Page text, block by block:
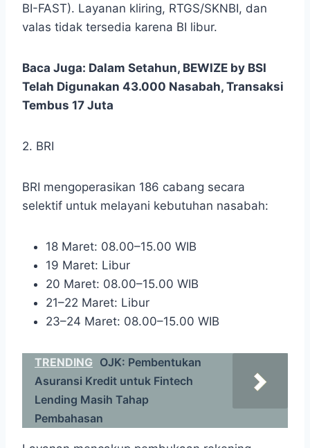
BI-FAST). Layanan kliring, RTGS/SKNBI, dan
valas tidak tersedia karena BI libur.
Baca Juga: Dalam Setahun, BEWIZE by BSI
Telah Digunakan 43.000 Nasabah, Transaksi
Tembus 17 Juta
2. BRI
BRI mengoperasikan 186 cabang secara
selektif untuk melayani kebutuhan nasabah:
18 Maret: 08.00–15.00 WIB
19 Maret: Libur
20 Maret: 08.00–15.00 WIB
21–22 Maret: Libur
23–24 Maret: 08.00–15.00 WIB
TRENDING OJK: Pembentukan
Asuransi Kredit untuk Fintech
Lending Masih Tahap
Pembahasan